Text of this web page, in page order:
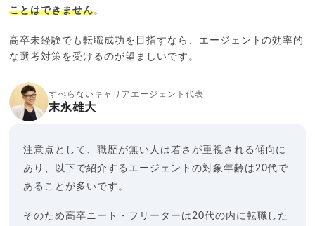
ことはできません。
高卒未経験でも転職成功を目指すなら、エージェントの効率的
な選考対策を受けるのが望ましいです。
すべらないキャリアエージェント代表
末永雄大
注意点として、職歴が無い人は若さが重視される傾向に
あり、以下で紹介するエージェントの対象年齢は20代で
あることが多いです。
そのため高卒ニート・フリーターは20代の内に転職した